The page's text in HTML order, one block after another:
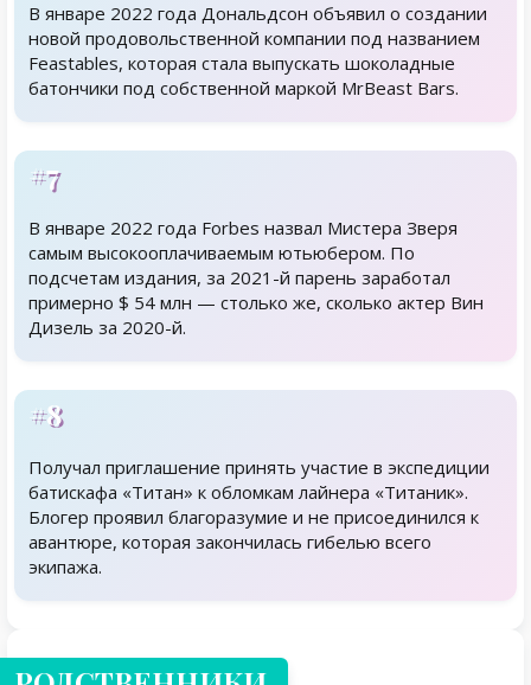
В январе 2022 года Дональдсон объявил о создании
новой продовольственной компании под названием
Feastables, которая стала выпускать шоколадные
батончики под собственной маркой MrBeast Bars.
#7
В январе 2022 года Forbes назвал Мистера Зверя
самым высокооплачиваемым ютьюбером. По
подсчетам издания, за 2021-й парень заработал
примерно $ 54 млн — столько же, сколько актер Вин
Дизель за 2020-й.
#8
Получал приглашение принять участие в экспедиции
батискафа «Титан» к обломкам лайнера «Титаник».
Блогер проявил благоразумие и не присоединился к
авантюре, которая закончилась гибелью всего
экипажа.
Родственники